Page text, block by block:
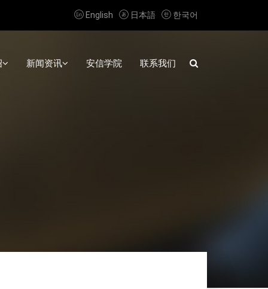
 English  日本語  한국어
新闻资讯 安信学院 联系我们